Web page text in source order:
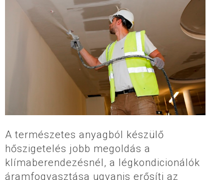
A természetes anyagból készülő
hőszigetelés jobb megoldás a
klímaberendezésnél, a légkondicionálók
áramfogyasztása ugyanis erősíti az